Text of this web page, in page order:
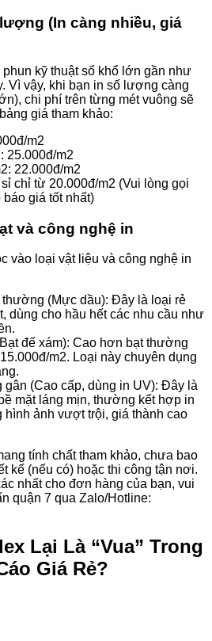
(In càng nhiều, giá
kỹ thuật số khổ lớn gần như
Vì vậy, khi bạn in số lượng càng
chi phí trên từng mét vuông sẽ
giá tham khảo:
m2
25.000đ/m2
22.000đ/m2
sỉ chỉ từ 20.000đ/m2 (Vui lòng gọi
giá tốt nhất)
và công nghệ in
vào loại vật liệu và công nghệ in
(Mực dầu): Đây là loại rẻ
dùng cho hầu hết các nhu cầu như
đế xám): Cao hơn bạt thường
m2. Loại này chuyên dụng
gân (Cao cấp, dùng in UV): Đây là
mặt láng mịn, thường kết hợp in
hình ảnh vượt trội, giá thành cao
tính chất tham khảo, chưa bao
kế (nếu có) hoặc thi công tận nơi.
nhất cho đơn hàng của bạn, vui
quận 7 qua Zalo/Hotline:
Lại Là “Vua” Trong
Giá Rẻ?